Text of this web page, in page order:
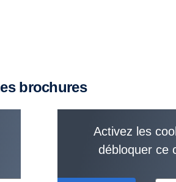
Les brochures
Activez les
débloquer ce